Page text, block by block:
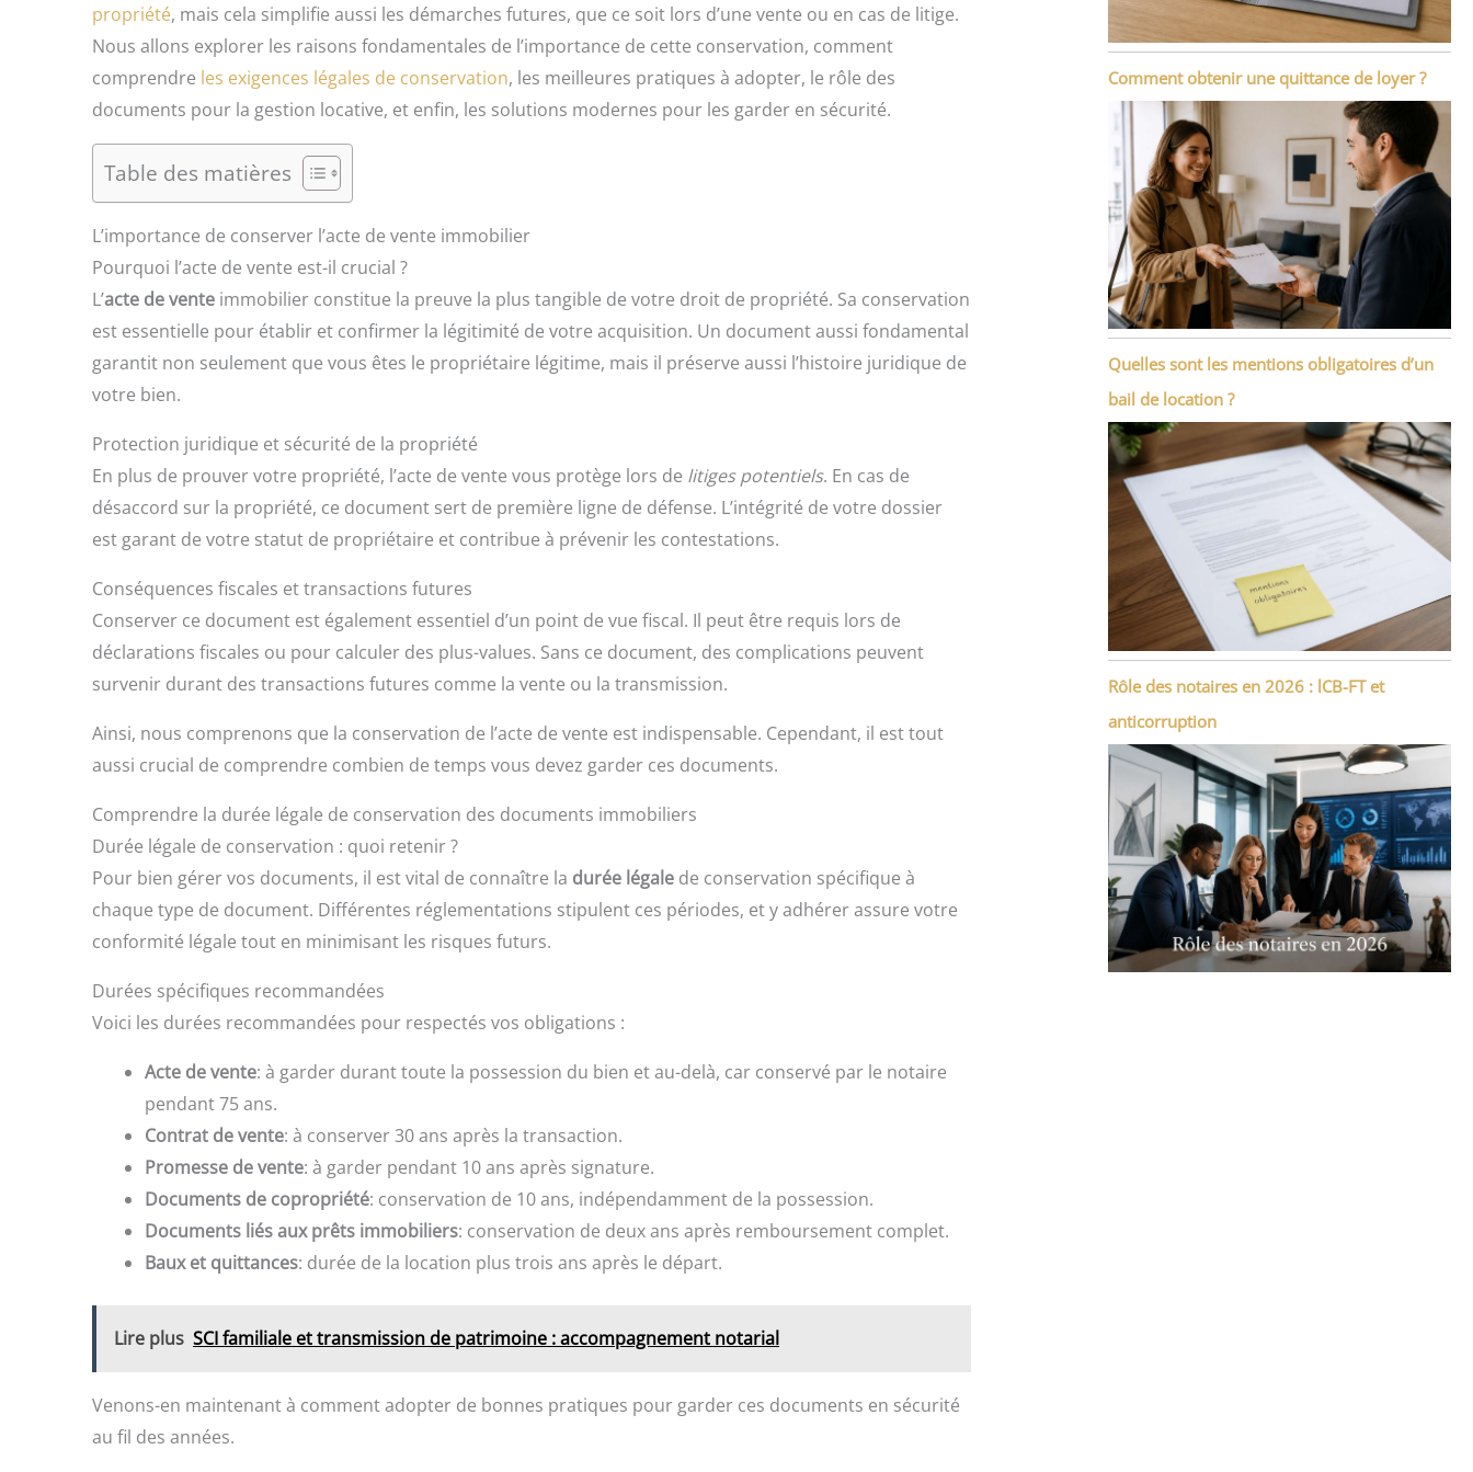
propriété, mais cela simplifie aussi les démarches futures, que ce soit lors d’une vente ou en cas de litige.
Nous allons explorer les raisons fondamentales de l’importance de cette conservation, comment
comprendre les exigences légales de conservation, les meilleures pratiques à adopter, le rôle des
documents pour la gestion locative, et enfin, les solutions modernes pour les garder en sécurité.
Table des matières
L’importance de conserver l’acte de vente immobilier
Pourquoi l’acte de vente est-il crucial ?
L’acte de vente immobilier constitue la preuve la plus tangible de votre droit de propriété. Sa conservation
est essentielle pour établir et confirmer la légitimité de votre acquisition. Un document aussi fondamental
garantit non seulement que vous êtes le propriétaire légitime, mais il préserve aussi l’histoire juridique de
votre bien.
Protection juridique et sécurité de la propriété
En plus de prouver votre propriété, l’acte de vente vous protège lors de litiges potentiels. En cas de
désaccord sur la propriété, ce document sert de première ligne de défense. L’intégrité de votre dossier
est garant de votre statut de propriétaire et contribue à prévenir les contestations.
Conséquences fiscales et transactions futures
Conserver ce document est également essentiel d’un point de vue fiscal. Il peut être requis lors de
déclarations fiscales ou pour calculer des plus-values. Sans ce document, des complications peuvent
survenir durant des transactions futures comme la vente ou la transmission.
Ainsi, nous comprenons que la conservation de l’acte de vente est indispensable. Cependant, il est tout
aussi crucial de comprendre combien de temps vous devez garder ces documents.
Comprendre la durée légale de conservation des documents immobiliers
Durée légale de conservation : quoi retenir ?
Pour bien gérer vos documents, il est vital de connaître la durée légale de conservation spécifique à
chaque type de document. Différentes réglementations stipulent ces périodes, et y adhérer assure votre
conformité légale tout en minimisant les risques futurs.
Durées spécifiques recommandées
Voici les durées recommandées pour respectés vos obligations :
Acte de vente: à garder durant toute la possession du bien et au-delà, car conservé par le notaire
pendant 75 ans.
Contrat de vente: à conserver 30 ans après la transaction.
Promesse de vente: à garder pendant 10 ans après signature.
Documents de copropriété: conservation de 10 ans, indépendamment de la possession.
Documents liés aux prêts immobiliers: conservation de deux ans après remboursement complet.
Baux et quittances: durée de la location plus trois ans après le départ.
Lire plus SCI familiale et transmission de patrimoine : accompagnement notarial
Venons-en maintenant à comment adopter de bonnes pratiques pour garder ces documents en sécurité
au fil des années.
Comment obtenir une quittance de loyer ?
Quelles sont les mentions obligatoires d’un
bail de location ?
Rôle des notaires en 2026 : lCB-FT et
anticorruption